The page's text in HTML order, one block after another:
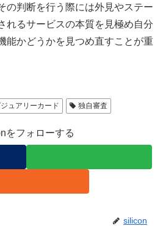
の判断を行う際には外見やステー
れるサービスの本質を見極め自分
能かどうかを見つめ直すことが重
ュアリーカード 独自審査
をフォローする
silicon